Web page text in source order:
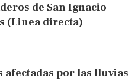
de San Ignacio
(Linea directa)
afectadas por las lluvias